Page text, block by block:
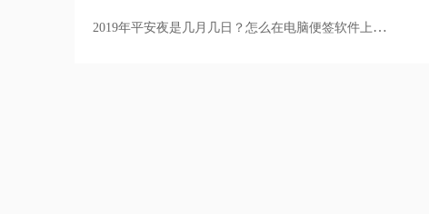
2019年平安夜是几月几日？怎么在电脑便签软件上设置平安夜每年自动提醒